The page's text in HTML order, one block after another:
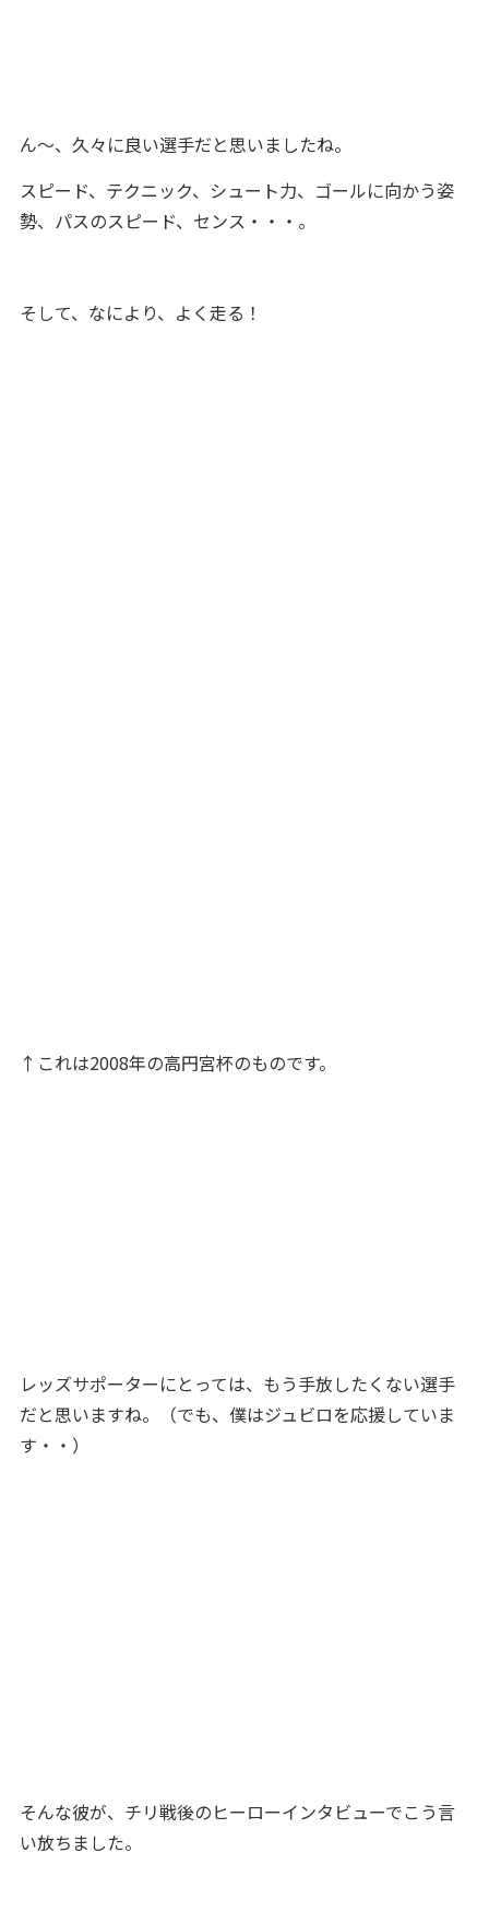
ん～、久々に良い選手だと思いましたね。
スピード、テクニック、シュート力、ゴールに向かう姿
勢、パスのスピード、センス・・・。
そして、なにより、よく走る！
↑これは2008年の高円宮杯のものです。
レッズサポーターにとっては、もう手放したくない選手
だと思いますね。（でも、僕はジュビロを応援していま
す・・）
そんな彼が、チリ戦後のヒーローインタビューでこう言
い放ちました。